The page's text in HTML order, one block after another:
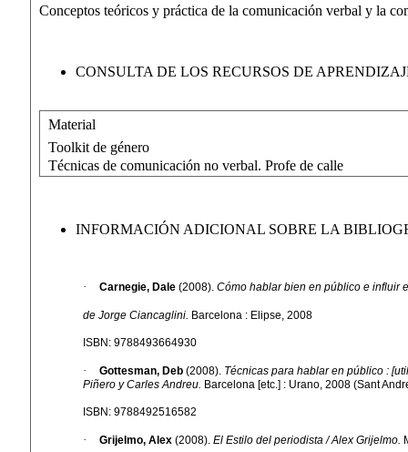
Conceptos teóricos y práctica de la comunicación verbal y la
CONSULTA DE LOS RECURSOS DE
Material
Toolkit de género
Técnicas de comunicación no verbal. Profe de calle
INFORMACIÓN ADICIONAL SOBRE LA
· Carnegie, Dale(2008). Cómo hablar bien en público e influir
de Jorge Ciancaglini. Barcelona : Elipse, 2008
ISBN: 9788493664930
· Gottesman, Deb(2008). Técnicas para hablar en público :
Piñero y Carles Andreu. Barcelona [etc.] : Urano, 2008 (Sant
ISBN: 9788492516582
· Grijelmo, Alex(2008). El Estilo del periodista / Alex Grijelmo.